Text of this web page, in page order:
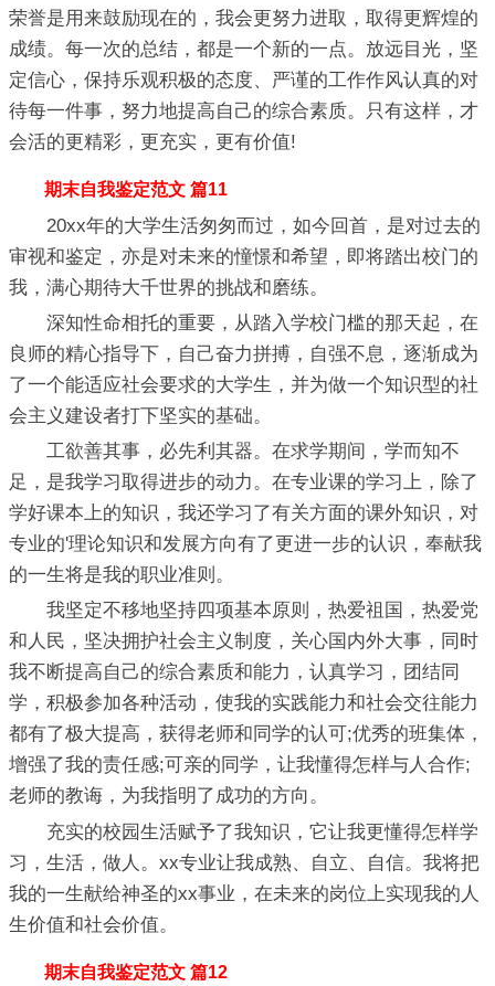
荣誉是用来鼓励现在的，我会更努力进取，取得更辉煌的
成绩。每一次的总结，都是一个新的一点。放远目光，坚
定信心，保持乐观积极的态度、严谨的工作作风认真的对
待每一件事，努力地提高自己的综合素质。只有这样，才
会活的更精彩，更充实，更有价值!
期末自我鉴定范文 篇11
20xx年的大学生活匆匆而过，如今回首，是对过去的
审视和鉴定，亦是对未来的憧憬和希望，即将踏出校门的
我，满心期待大千世界的挑战和磨练。
深知性命相托的重要，从踏入学校门槛的那天起，在
良师的精心指导下，自己奋力拼搏，自强不息，逐渐成为
了一个能适应社会要求的大学生，并为做一个知识型的社
会主义建设者打下坚实的基础。
工欲善其事，必先利其器。在求学期间，学而知不
足，是我学习取得进步的动力。在专业课的学习上，除了
学好课本上的知识，我还学习了有关方面的课外知识，对
专业的'理论知识和发展方向有了更进一步的认识，奉献我
的一生将是我的职业准则。
我坚定不移地坚持四项基本原则，热爱祖国，热爱党
和人民，坚决拥护社会主义制度，关心国内外大事，同时
我不断提高自己的综合素质和能力，认真学习，团结同
学，积极参加各种活动，使我的实践能力和社会交往能力
都有了极大提高，获得老师和同学的认可;优秀的班集体，
增强了我的责任感;可亲的同学，让我懂得怎样与人合作;
老师的教诲，为我指明了成功的方向。
充实的校园生活赋予了我知识，它让我更懂得怎样学
习，生活，做人。xx专业让我成熟、自立、自信。我将把
我的一生献给神圣的xx事业，在未来的岗位上实现我的人
生价值和社会价值。
期末自我鉴定范文 篇12